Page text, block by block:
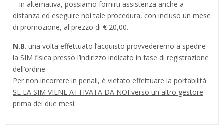
– In alternativa, possiamo fornirti assistenza anche a
distanza ed eseguire noi tale procedura, con incluso un mese
di promozione, al prezzo di € 20,00.
N.B. una volta effettuato l’acquisto provvederemo a spedire
la SIM fisica presso l’indirizzo indicato in fase di registrazione
dell’ordine.
Per non incorrere in penali, è vietato effettuare la portabilità
SE LA SIM VIENE ATTIVATA DA NOI verso un altro gestore
prima dei due mesi.